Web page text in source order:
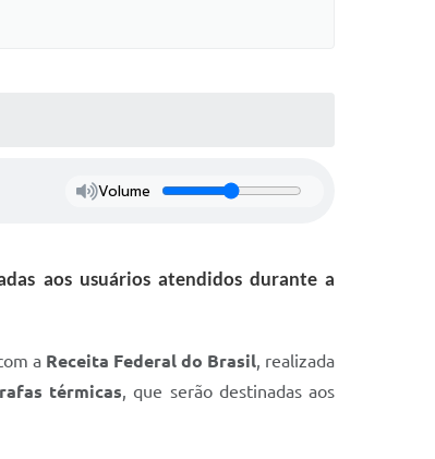
Volume
aos usuários atendidos durante a
a Receita Federal do Brasil, realizada
térmicas, que serão destinadas aos